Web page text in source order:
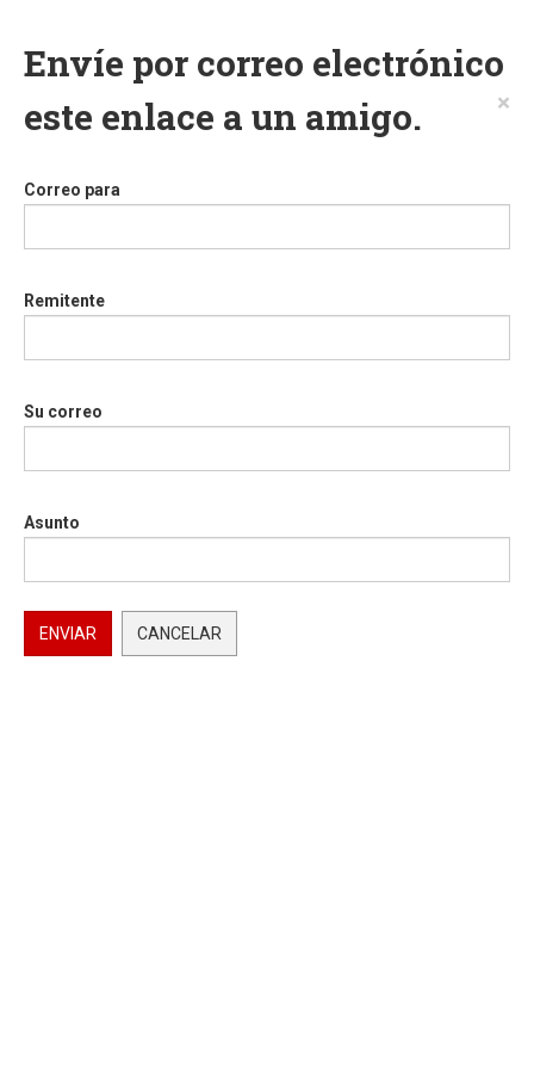
Envíe por correo electrónico
este enlace a un amigo.
×
Correo para
Remitente
Su correo
Asunto
ENVIAR CANCELAR